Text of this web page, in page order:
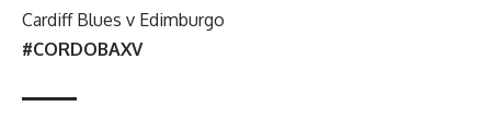
Cardiff Blues v Edimburgo
#CORDOBAXV